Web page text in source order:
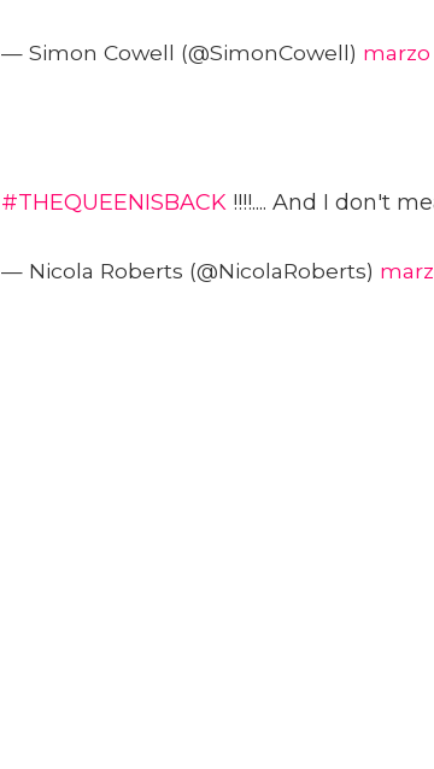
— Simon Cowell (@SimonCowell) marzo
#THEQUEENISBACK !!!!.... And I don't
— Nicola Roberts (@NicolaRoberts)